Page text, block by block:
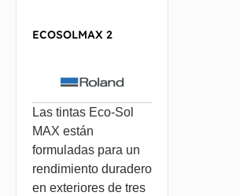
ECOSOLMAX 2
Las tintas Eco-Sol
MAX están
formuladas para un
rendimiento duradero
en exteriores de tres